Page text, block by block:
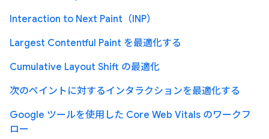
Interaction to Next Paint（INP）
Largest Contentful Paint を最適化する
Cumulative Layout Shift の最適化
次のペイントに対するインタラクションを最適化する
Google ツールを使用した Core Web Vitals のワークフ
ロー